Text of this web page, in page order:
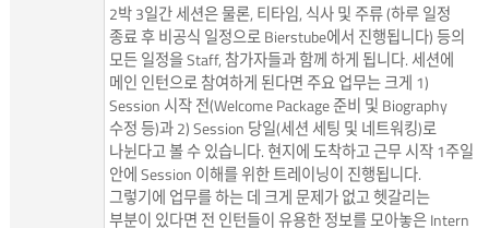
2박 3일간 세션은 물론, 티타임, 식사 및 주류 (하루 일정
종료 후 비공식 일정으로 Bierstube에서 진행됩니다) 등의
모든 일정을 Staff, 참가자들과 함께 하게 됩니다. 세션에
메인 인턴으로 참여하게 된다면 주요 업무는 크게 1)
Session 시작 전(Welcome Package 준비 및 Biography
수정 등)과 2) Session 당일(세션 세팅 및 네트워킹)로
나뉜다고 볼 수 있습니다. 현지에 도착하고 근무 시작 1주일
안에 Session 이해를 위한 트레이닝이 진행됩니다.
그렇기에 업무를 하는 데 크게 문제가 없고 헷갈리는
부분이 있다면 전 인턴들이 유용한 정보를 모아놓은 Intern